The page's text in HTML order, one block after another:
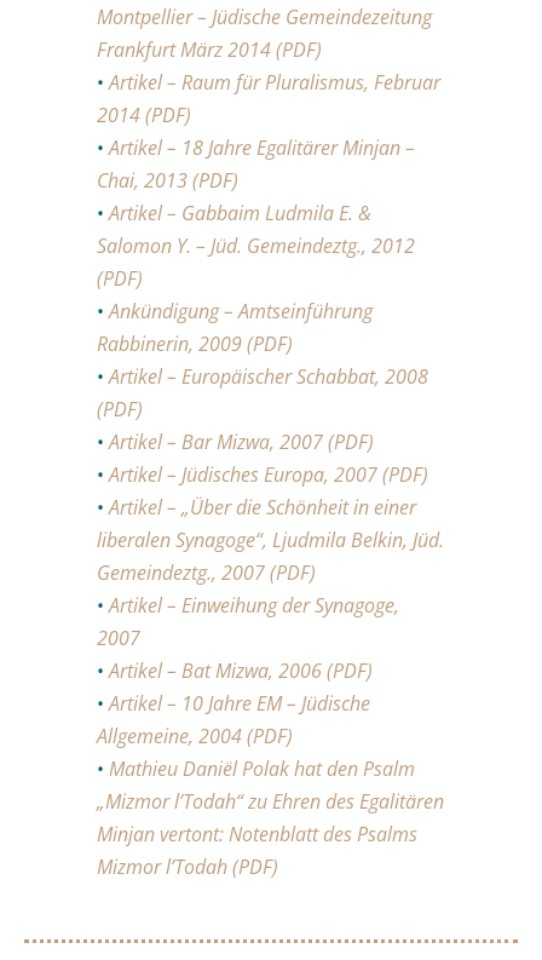
Montpellier – Jüdische Gemeindezeitung
Frankfurt März 2014 (PDF)
• Artikel – Raum für Pluralismus, Februar
2014 (PDF)
• Artikel – 18 Jahre Egalitärer Minjan –
Chai, 2013 (PDF)
• Artikel – Gabbaim Ludmila E. &
Salomon Y. – Jüd. Gemeindeztg., 2012
(PDF)
• Ankündigung – Amtseinführung
Rabbinerin, 2009 (PDF)
• Artikel – Europäischer Schabbat, 2008
(PDF)
• Artikel – Bar Mizwa, 2007 (PDF)
• Artikel – Jüdisches Europa, 2007 (PDF)
• Artikel – „Über die Schönheit in einer
liberalen Synagoge“, Ljudmila Belkin, Jüd.
Gemeindeztg., 2007 (PDF)
• Artikel – Einweihung der Synagoge,
2007
• Artikel – Bat Mizwa, 2006 (PDF)
• Artikel – 10 Jahre EM – Jüdische
Allgemeine, 2004 (PDF)
• Mathieu Daniël Polak hat den Psalm
„Mizmor l’Todah“ zu Ehren des Egalitären
Minjan vertont:Notenblatt des Psalms
Mizmor l’Todah (PDF)